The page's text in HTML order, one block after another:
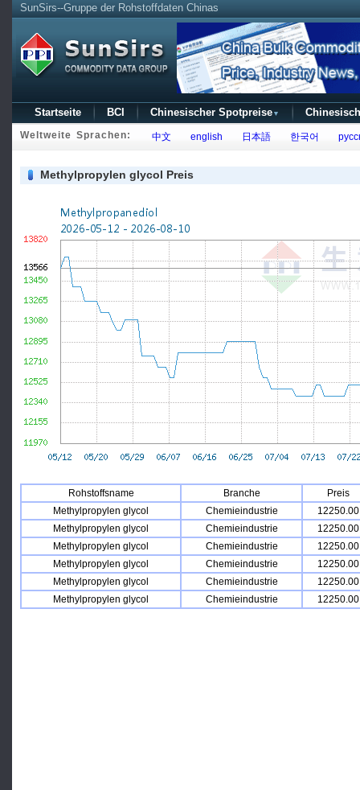
SunSirs--Gruppe der Rohstoffdaten Chinas
Startseite BCI Chinesischer Spotpreise ▼
Weltweite Sprachen: 中文 english 日本語 한국어
Methylpropylen glycol Preis
Rohstoffsname Branche
Preis
Methylpropylen glycol
Chemieindustrie
12250.00
Methylpropylen glycol
Chemieindustrie
12250.00
Methylpropylen glycol
Chemieindustrie
12250.00
Methylpropylen glycol
Chemieindustrie
12250.00
Methylpropylen glycol
Chemieindustrie
12250.00
Methylpropylen glycol
Chemieindustrie 12250.00